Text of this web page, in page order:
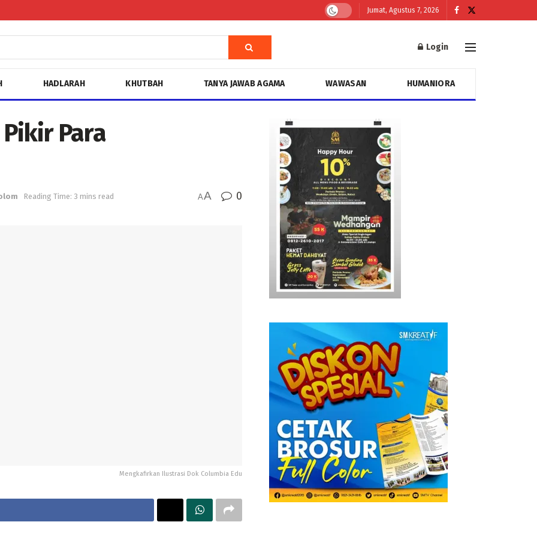
Jumat, Agustus 7, 2026
Login
HADLARAH KHUTBAH TANYA JAWAB AGAMA WAWASAN HUMANIORA
Para
Reading Time: 3 mins read AA 0
Mengkafirkan Ilustrasi Dok Columbia Edu